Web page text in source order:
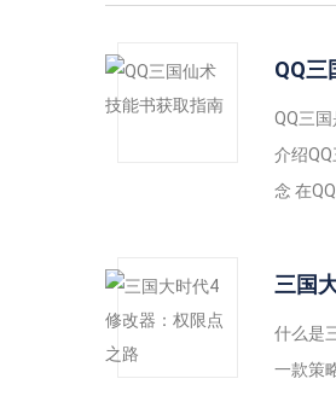
QQ三
QQ三
介绍
念 在
三国
什么是
一款策